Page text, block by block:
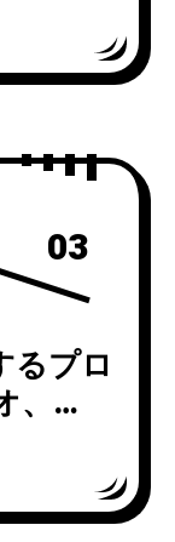
03
るプロ
ー
新曲
ス＆